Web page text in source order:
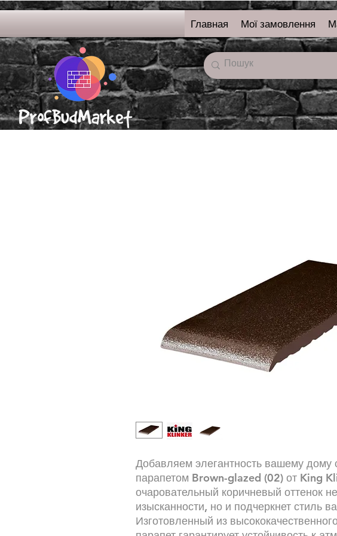
онлайн-магазин
строительных
материалов
Главная Мої замовлення
Добавляем элегантность вашему дому
парапетом Brown-glazed (02) от King
очаровательный коричневый оттенок
изысканности, но и подчеркнет стиль
Изготовленный из